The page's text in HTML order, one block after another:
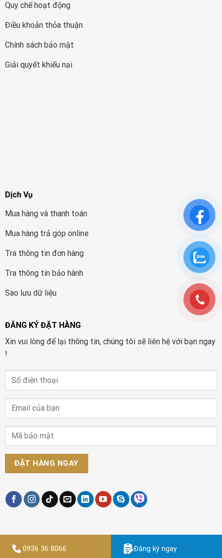
Quy chế hoạt động
Điều khoản thỏa thuận
Chính sách bảo mật
Giải quyết khiếu nại
Dịch Vụ
Mua hàng và thanh toán
Mua hàng trả góp online
Tra thông tin đơn hàng
Tra thông tin bảo hành
Sao lưu dữ liệu
ĐĂNG KÝ ĐẶT HÀNG
Xin vui lòng để lại thông tin, chúng tôi sẽ liên hệ với bạn ngay
!
Designed by Thiết kế website Findme
0936 36 8066 Đăng ký ngay